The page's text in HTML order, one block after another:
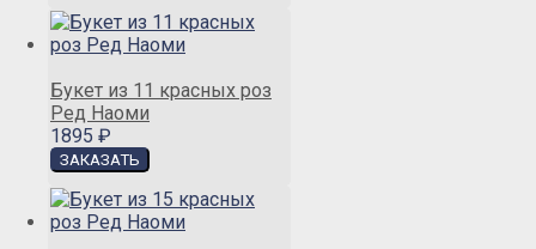
Букет из 11 красных роз
Ред Наоми
1895 ₽